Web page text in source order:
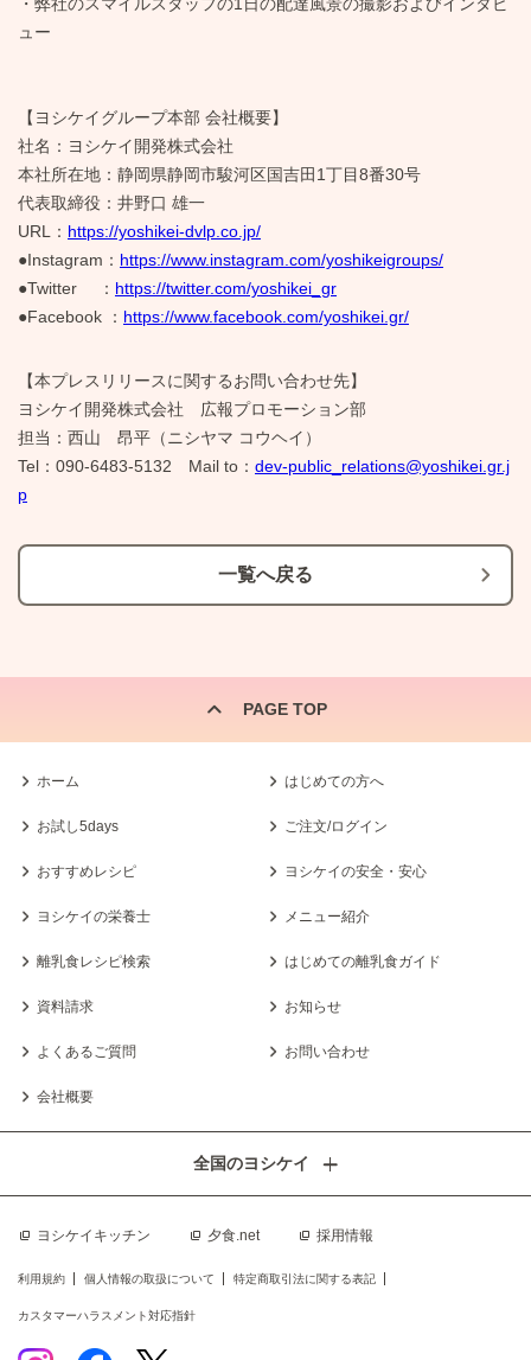
ュー
【ヨシケイグループ本部 会社概要】
社名：ヨシケイ開発株式会社
本社所在地：静岡県静岡市駿河区国吉田1丁目8番30号
代表取締役：井野口 雄一
URL： https://yoshikei-dvlp.co.jp/
●Instagram： https://www.instagram.com/yoshikeigroups/
●Twitter ： https://twitter.com/yoshikei_gr
●Facebook ： https://www.facebook.com/yoshikei.gr/
【本プレスリリースに関するお問い合わせ先】
ヨシケイ開発株式会社 広報プロモーション部
担当：西山 昂平（ニシヤマ コウヘイ）
Tel：090-6483-5132 Mail to： dev-public_relations@yoshikei.gr.j
p
一覧へ戻る
PAGE TOP
ホーム はじめての方へ
お試し5days ご注文/ログイン
おすすめレシピ ヨシケイの安全・安心
ヨシケイの栄養士 メニュー紹介
離乳食レシピ検索 はじめての離乳食ガイド
資料請求 お知らせ
よくあるご質問 お問い合わせ
会社概要
ヨシケイキッチン 夕食.net 採用情報
全国のヨシケイ
利用規約 個人情報の取扱について 特定商取引法に関する表記
カスタマーハラスメント対応指針